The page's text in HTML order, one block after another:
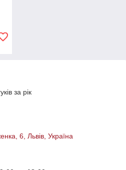
за рік
6, Львів, Україна